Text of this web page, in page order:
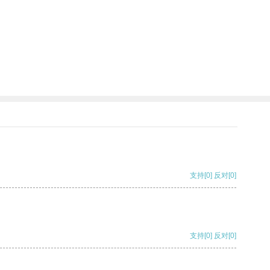
支持[0] 反对[0]
支持[0] 反对[0]